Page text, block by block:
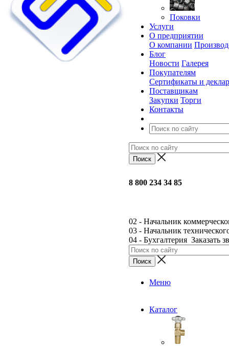
Поковки
Услуги
О предприятии
О компании
Блог
Новости Галерея
Покупателям
Сертификаты и
Поставщикам
Закупки Торги
Контакты
8 800 234 34 85
02 - Начальник
03 - Начальник
04 - Бухгалтерия Заказать
Меню
Каталог